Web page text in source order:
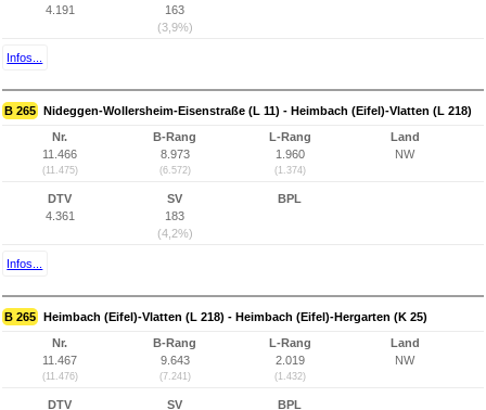
4.191
163
(3,9%)
Infos...
B 265 Nideggen-Wollersheim-Eisenstraße (L 11) - Heimbach (Eifel)-Vlatten (L 218)
Nr.
11.466
(11.475)
B-Rang
8.973
(6.572)
L-Rang
1.960
(1.374)
Land
NW
DTV
4.361
SV
183
(4,2%)
BPL
Infos...
B 265 Heimbach (Eifel)-Vlatten (L 218) - Heimbach (Eifel)-Hergarten (K 25)
Nr.
11.467
(11.476)
B-Rang
9.643
(7.241)
L-Rang
2.019
(1.432)
Land
NW
DTV
SV
BPL